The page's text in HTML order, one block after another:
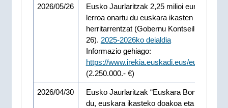
2026/05/26
Eusko Jaurlaritzak 2,25 milioi euroko
lerroa onartu du euskara ikasten duten
herritarrentzat (Gobernu Kontseilua 2026-
26). 2025-2026ko deialdia
Informazio gehiago:
https://www.irekia.euskadi.eus/eu/news/
(2.250.000.- €)
2026/04/30
Eusko Jaurlaritzak “Euskara Bonua”
du, euskara ikasteko doakoa eta malgua